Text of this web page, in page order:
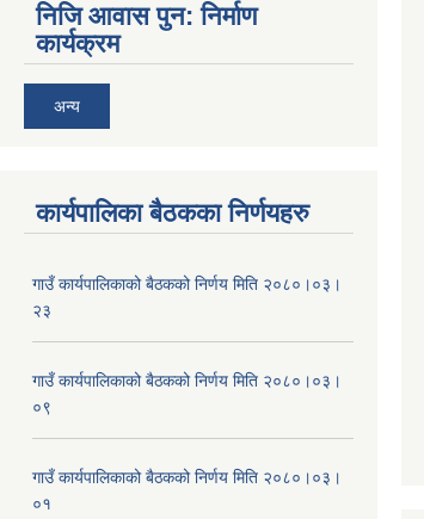
निजि आवास पुन: निर्माण
कार्यक्रम
अन्य
कार्यपालिका बैठकका निर्णयहरु
गाउँ कार्यपालिकाको बैठकको निर्णय मिति २०८०।०३।
२३
गाउँ कार्यपालिकाको बैठकको निर्णय मिति २०८०।०३।
०९
गाउँ कार्यपालिकाको बैठकको निर्णय मिति २०८०।०३।
०१